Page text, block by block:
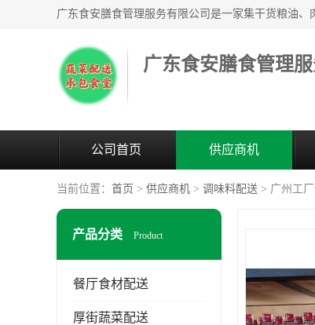
广东食安膳食管理
公司首页 供应商机
当前位置： 首页 > 供应商机 > 调味料配送 > 广州工
产品分类 Product
餐厅食材配送
厚街蔬菜配送